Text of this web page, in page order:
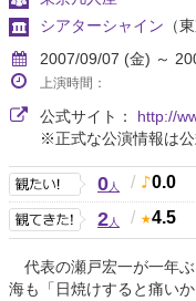
シアターシャイン （
2007/09/07 (金) ～
上演時間：
公式サイト： http://
※正式な公演情報は公
0人 / 0.0
2人 / 4.5
代表の瀬戸宏一が一年
海も「日焼けすると痛い